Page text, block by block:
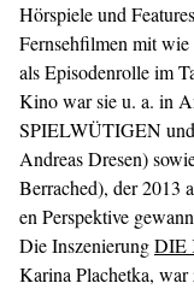
Hörspiele und
Fernsehfilmen mit
als Episodenrolle im
Kino war sie u. a. in
SPIELWÜTIGEN
Andreas Dresen)
Berrached), der 2013
en Perspektive
Die InszenierungDIE
Karina Plachetka,